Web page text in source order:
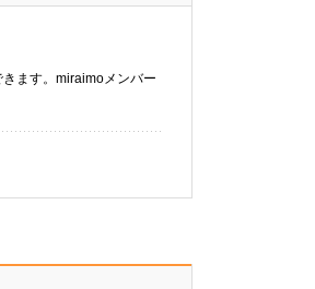
ます。miraimoメンバー